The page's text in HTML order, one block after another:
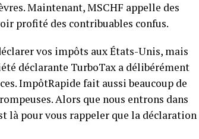
Maintenant, MSCHF appelle des
profité des contribuables confus.
vos impôts aux États-Unis, mais
déclarante TurboTax a délibérément
ImpôtRapide fait aussi beaucoup de
Alors que nous entrons dans
là pour vous rappeler que la déclaration